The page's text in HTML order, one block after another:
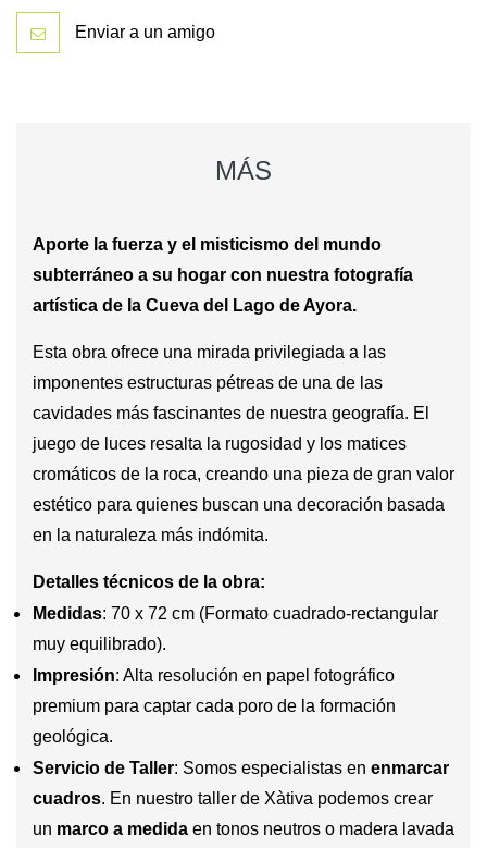
Enviar a un amigo
MÁS
Aporte la fuerza y el misticismo del mundo
subterráneo a su hogar con nuestra fotografía
artística de la Cueva del Lago de Ayora.
Esta obra ofrece una mirada privilegiada a las
imponentes estructuras pétreas de una de las
cavidades más fascinantes de nuestra geografía. El
juego de luces resalta la rugosidad y los matices
cromáticos de la roca, creando una pieza de gran valor
estético para quienes buscan una decoración basada
en la naturaleza más indómita.
Detalles técnicos de la obra:
Medidas: 70 x 72 cm (Formato cuadrado-rectangular
muy equilibrado).
Impresión: Alta resolución en papel fotográfico
premium para captar cada poro de la formación
geológica.
Servicio de Taller: Somos especialistas en enmarcar
cuadros. En nuestro taller de Xàtiva podemos crear
un marco a medida en tonos neutros o madera lavada